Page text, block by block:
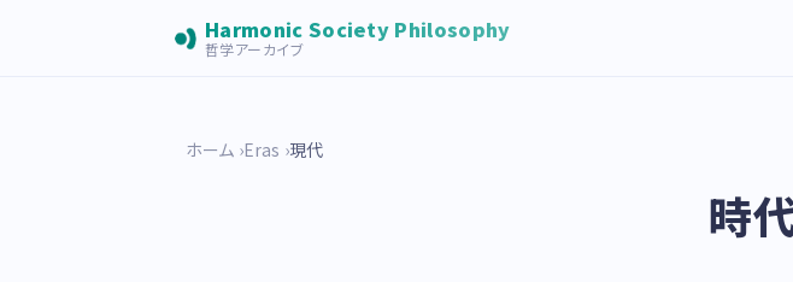
Harmonic Society Philosophy
哲学アーカイブ
ホーム Eras 現代
時